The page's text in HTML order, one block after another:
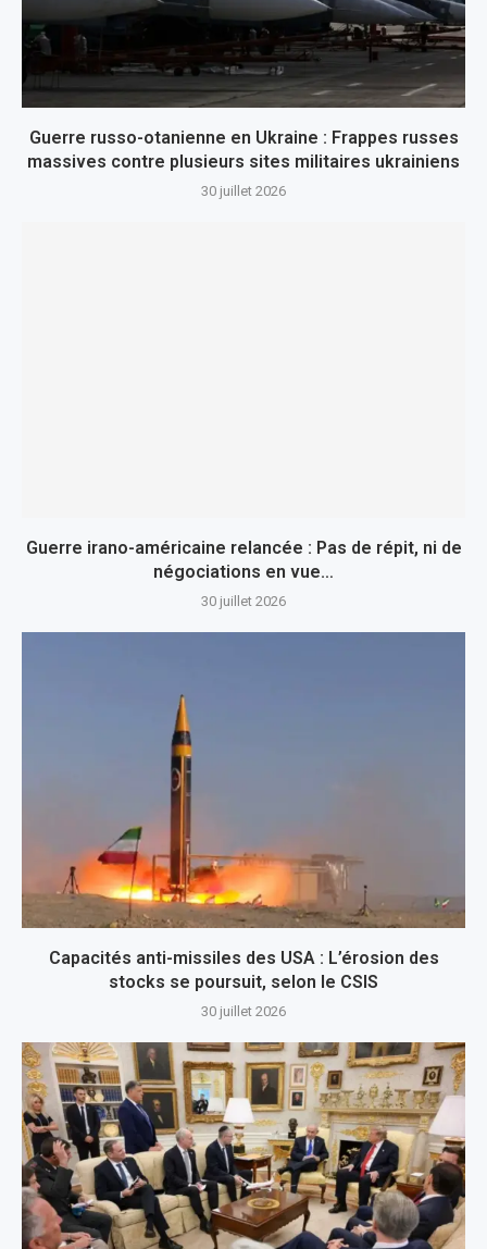
Guerre russo-otanienne en Ukraine : Frappes russes
massives contre plusieurs sites militaires ukrainiens
30 juillet 2026
Guerre irano-américaine relancée : Pas de répit, ni de
négociations en vue…
30 juillet 2026
Capacités anti-missiles des USA : L’érosion des
stocks se poursuit, selon le CSIS
30 juillet 2026